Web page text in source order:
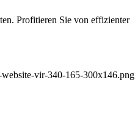
Profitieren Sie von effizienter
vir-340-165-300x146.png